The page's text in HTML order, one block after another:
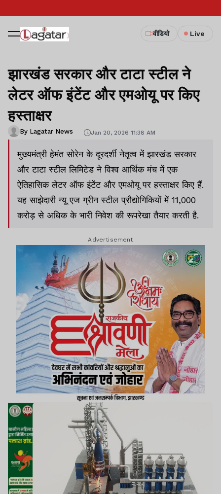
वीडियो Live
झारखंड सरकार और टाटा स्टील ने
लेटर ऑफ इंटेंट और एमओयू पर किए
हस्ताक्षर
By Lagatar News Jan 20, 2026 11:38 AM
मुख्यमंत्री हेमंत सोरेन के दूरदर्शी नेतृत्व में झारखंड सरकार
और टाटा स्टील लिमिटेड ने विश्व आर्थिक मंच में एक
ऐतिहासिक लेटर ऑफ इंटेंट और एमओयू पर हस्ताक्षर किए हैं.
यह साझेदारी न्यू एज ग्रीन स्टील प्रौद्योगिकियों में 11,000
करोड़ से अधिक के भारी निवेश की रूपरेखा तैयार करती है.
Advertisement